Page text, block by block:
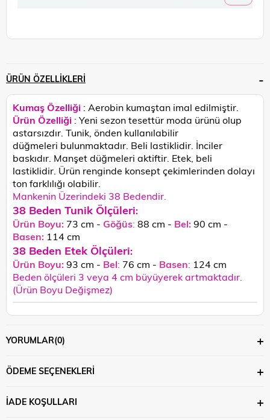
ÜRÜN ÖZELLIKLERI
Kumaş Özelliği : Aerobin kumaştan imal edilmiştir.
Ürün Özelliği : Yeni sezon tesettür moda ürünü olup
astarsızdır. Tunik, önden kullanılabilir
düğmeleri bulunmaktadır. Beli lastiklidir. İnciler
baskıdır. Manşet düğmeleri aktiftir. Etek, beli
lastiklidir. Ürün renginde konsept çekimlerinden dolayı
ton farklılığı olabilir.
Mankenin Üzerindeki 38 Bedendir.
38 Beden Tunik Ölçüleri:
Ürün Boyu: 73 cm - Göğüs: 88 cm - Bel:90 cm -
Basen: 114 cm
38 Beden Etek Ölçüleri:
Ürün Boyu:93 cm - Bel: 76 cm - Basen: 124 cm
Beden ölçüleri 3 veya 4 cm büyüyerek artmaktadır.
(Ürün Boyu Değişmez)
YORUMLAR(0)
ÖDEME SEÇENEKLERI
İADE KOŞULLARI